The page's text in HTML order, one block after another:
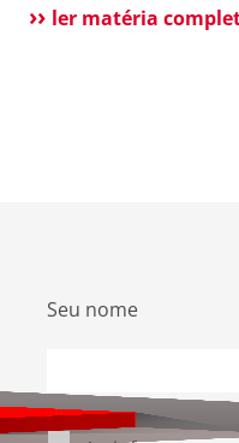
clonagem de controle
ler matéria
Seu nome